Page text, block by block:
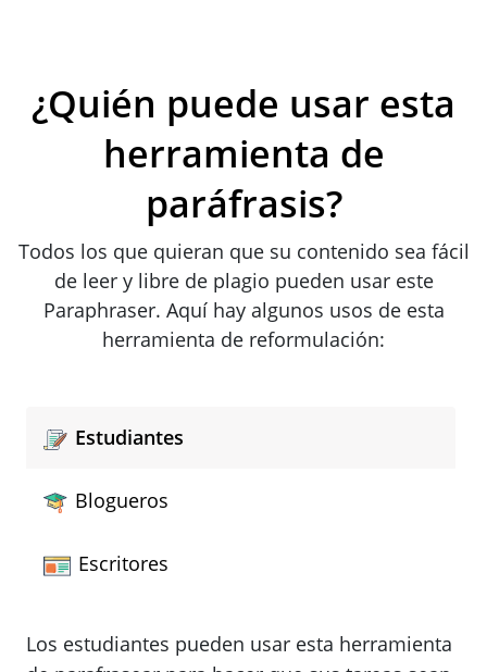
¿Quién puede usar esta
herramienta de
paráfrasis?
Todos los que quieran que su contenido sea fácil
de leer y libre de plagio pueden usar este
Paraphraser. Aquí hay algunos usos de esta
herramienta de reformulación:
Estudiantes
Blogueros
Escritores
Los estudiantes pueden usar esta herramienta